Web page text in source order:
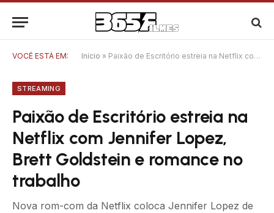
VOCÊ ESTÁ EM: Início » Paixão de Escritório estreia na Netflix com Jennifer Lopez, Brett Goldstein e romance no trabalho
STREAMING
Paixão de Escritório estreia na
Netflix com Jennifer Lopez,
Brett Goldstein e romance no
trabalho
Nova rom-com da Netflix coloca Jennifer Lopez de